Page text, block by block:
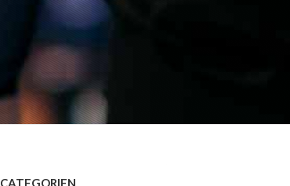
CATEGORIEN